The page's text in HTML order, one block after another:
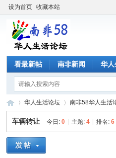
设为首页 收藏本站
看最新帖 南非新闻 华
»
华人生活论坛 南非58华人生活
车辆转让 今日:0 主题:4 排名:6